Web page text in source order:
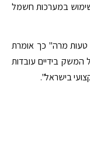
שימוש במערכות חשמל
מרה" כך אומרת
בידיים עובדות
בישראל".